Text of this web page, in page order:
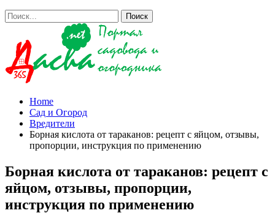
Home
Сад и Огород
Вредители
Борная кислота от тараканов: рецепт с яйцом, отзывы,
пропорции, инструкция по применению
Борная кислота от тараканов: рецепт с
яйцом, отзывы, пропорции,
инструкция по применению